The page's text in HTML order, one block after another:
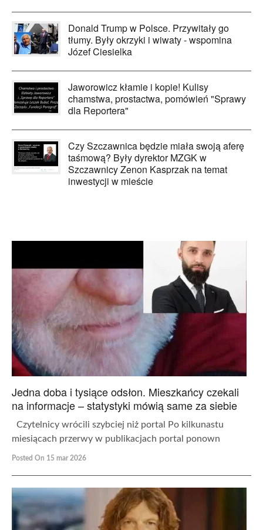
Donald Trump w Polsce. Przywitały go
tłumy. Były okrzyki i wiwaty - wspomina
Józef Ciesielka
Jaworowicz kłamie i kopie! Kulisy
chamstwa, prostactwa, pomówień "Sprawy
dla Reportera"
Czy Szczawnica będzie miała swoją aferę
taśmową? Były dyrektor MZGK w
Szczawnicy Zenon Kasprzak na temat
inwestycji w mieście
Jedna doba i tysiące odsłon. Mieszkańcy czekali
na informacje – statystyki mówią same za siebie
Czytelnicy wrócili szybciej niż portal Po kilkunastu
miesiącach przerwy w publikacjach portal ponown
Posted On 15 mar 2026